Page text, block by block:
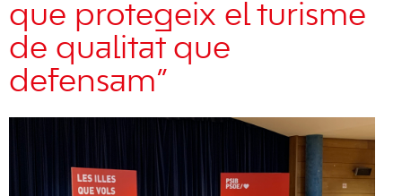
que protegeix el turisme
de qualitat que
defensam”